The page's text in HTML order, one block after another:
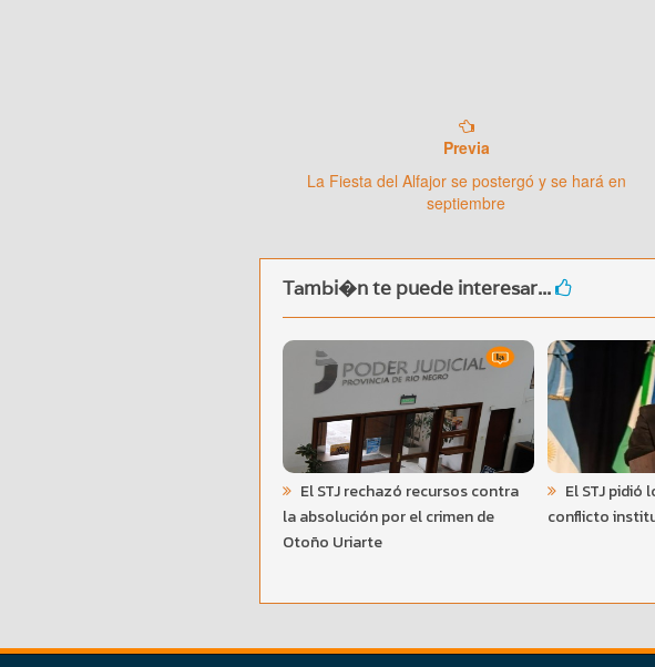
Previa
La Fiesta del Alfajor se postergó y se hará en
septiembre
Tambi�n te puede interesar...
El STJ rechazó recursos contra
la absolución por el crimen de
Otoño Uriarte
El STJ
conflicto